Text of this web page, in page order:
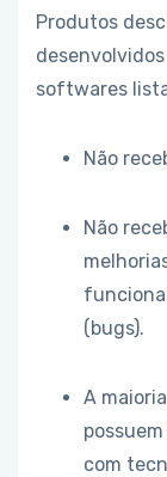
Produtos
softwares
Não
Não
(bugs).
A
com